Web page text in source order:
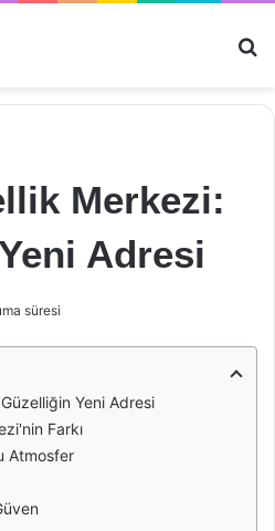
Merkezi:
Adresi
süresi
Yeni Adresi
Farkı
Atmosfer